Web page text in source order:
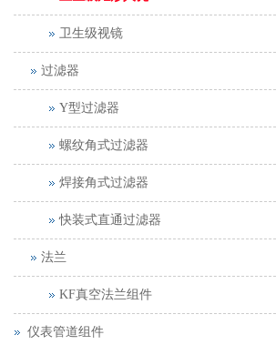
卫生级视镜
过滤器
Y型过滤器
螺纹角式过滤器
焊接角式过滤器
快装式直通过滤器
法兰
KF真空法兰组件
仪表管道组件